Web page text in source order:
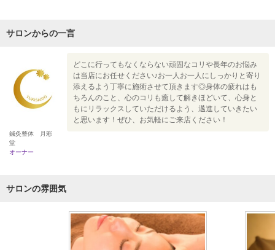
サロンからの一言
鍼灸整体 月彩
堂
オーナー
どこに行ってもなくならない頑固なコリや長年のお悩み
は当店にお任せください♪お一人お一人にしっかりと寄り
添えるよう丁寧に施術させて頂きます◎身体の疲れはも
ちろんのこと、心のコリも癒して解きほどいて、心身と
もにリラックスしていただけるよう、邁進していきたい
と思います！ぜひ、お気軽にご来店ください！
サロンの雰囲気